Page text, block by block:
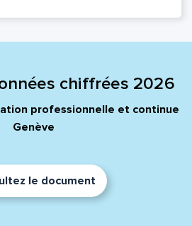
chiffrées 2026
professionnelle et continue
Genève
le document